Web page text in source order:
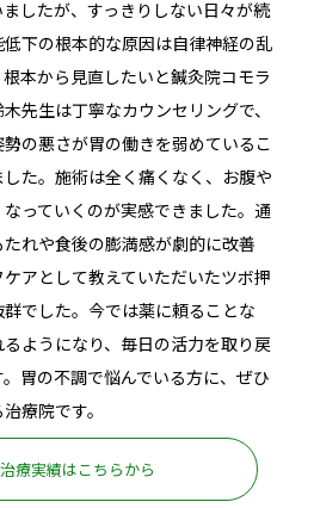
したが、すっきりしない日々が続
下の根本的な原因は自律神経の乱
本から見直したいと鍼灸院コモラ
先生は丁寧なカウンセリングで、
の悪さが胃の働きを弱めているこ
た。施術は全く痛くなく、お腹や
っていくのが実感できました。通
れや食後の膨満感が劇的に改善
アとして教えていただいたツボ押
でした。今では薬に頼ることな
ようになり、毎日の活力を取り戻
胃の不調で悩んでいる方に、ぜひ
療院です。
療実績はこちらから